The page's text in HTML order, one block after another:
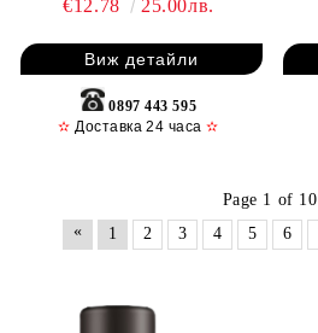
€12.78 25.00лв.
Виж детайли
0897 443 595
✫ Доставка 24 часа✫
Page 1 of 10
«
1 2 3 4 5 6